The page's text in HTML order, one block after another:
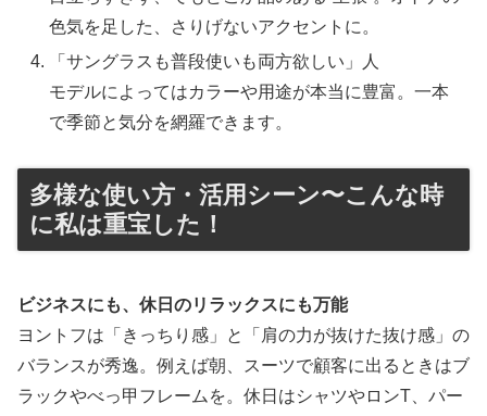
色気を足した、さりげないアクセントに。
「サングラスも普段使いも両方欲しい」人
モデルによってはカラーや用途が本当に豊富。一本
で季節と気分を網羅できます。
多様な使い方・活用シーン〜こんな時
に私は重宝した！
ビジネスにも、休日のリラックスにも万能
ヨントフは「きっちり感」と「肩の力が抜けた抜け感」の
バランスが秀逸。例えば朝、スーツで顧客に出るときはブ
ラックやべっ甲フレームを。休日はシャツやロンT、パー